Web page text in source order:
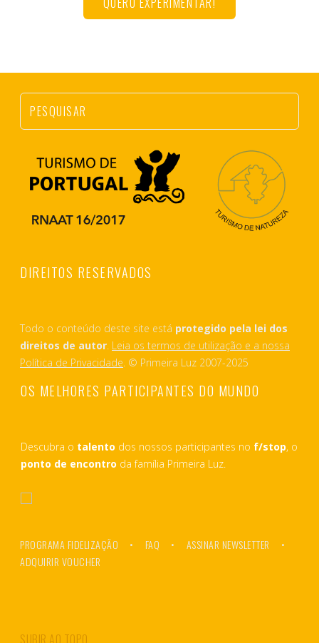
DIREITOS RESERVADOS
Todo o conteúdo deste site está protegido pela lei dos
direitos de autor Leia os termos de utilização e a nossa
Política de Privacidade . © Primeira Luz 2007-2025
OS MELHORES PARTICIPANTES DO MUNDO
Descubra o talento dos nossos participantes no f/stop, o
ponto de encontro da família Primeira Luz.
PROGRAMA FIDELIZAÇÃO FAQ
ASSINAR NEWSLETTER
ADQUIRIR VOUCHER
SUBIR AO TOPO